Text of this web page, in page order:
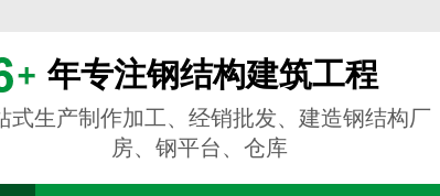
年专注钢结构建筑工程
式生产制作加工、经销批发、建造钢结构厂
房、钢平台、仓库